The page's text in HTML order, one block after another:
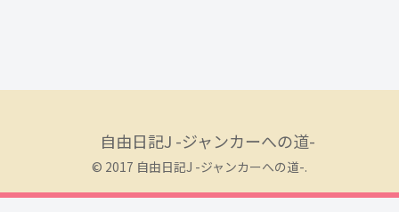
自由日記J -ジャンカーへの道-
© 2017 自由日記J -ジャンカーへの道-.